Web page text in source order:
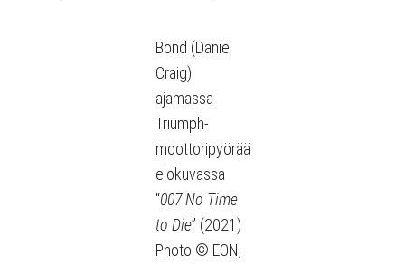
Bond (Daniel
Craig)
ajamassa
Triumph-
moottoripyörää
elokuvassa
“007 No Time
to Die” (2021)
Photo © EON,